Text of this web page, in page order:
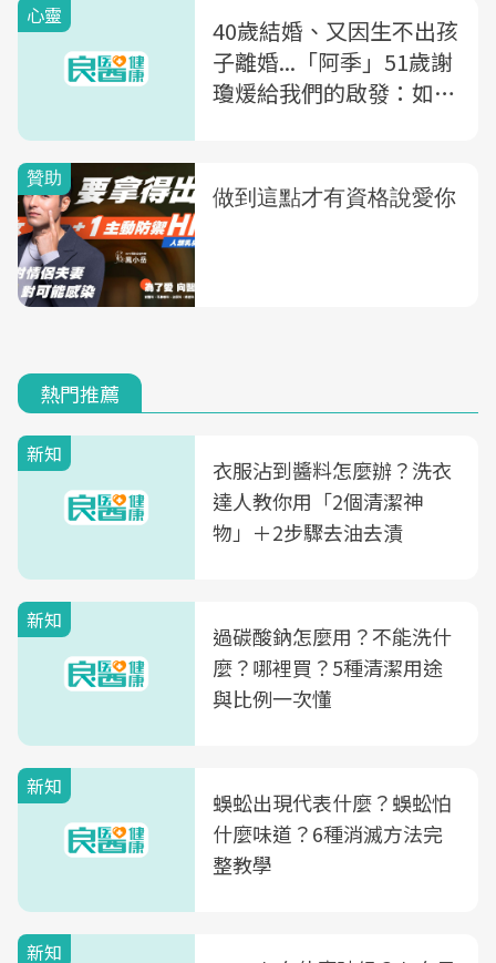
心靈
40歲結婚、又因生不出孩
子離婚...「阿季」51歲謝
瓊煖給我們的啟發：如果
熱門推薦
新知
衣服沾到醬料怎麼辦？洗衣
達人教你用「2個清潔神
物」＋2步驟去油去漬
新知
過碳酸鈉怎麼用？不能洗什
麼？哪裡買？5種清潔用途
與比例一次懂
新知
蜈蚣出現代表什麼？蜈蚣怕
什麼味道？6種消滅方法完
整教學
新知